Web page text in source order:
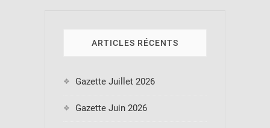
ARTICLES RÉCENTS
Gazette Juillet 2026
Gazette Juin 2026